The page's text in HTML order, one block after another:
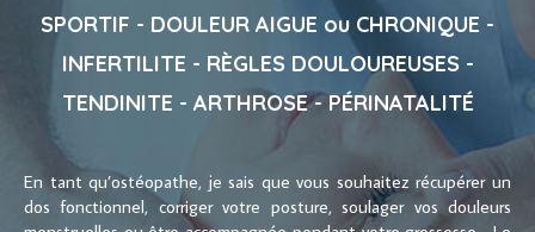
SPORTIF - DOULEUR AIGUE ou CHRONIQUE -
INFERTILITE - RÈGLES DOULOUREUSES -
TENDINITE - ARTHROSE - PÉRINATALITÉ
En tant qu’ostéopathe, je sais que vous souhaitez récupérer un
dos fonctionnel, corriger votre posture, soulager vos douleurs